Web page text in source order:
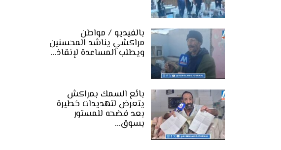
بالفيديو / مواطن
مراكشي يناشد المحسنين
ويطلب المساعدة لإنقاذ…
بائع السمك بمراكش
يتعرض لتهديدات خطيرة
بعد فضحه للمستور
بسوق…